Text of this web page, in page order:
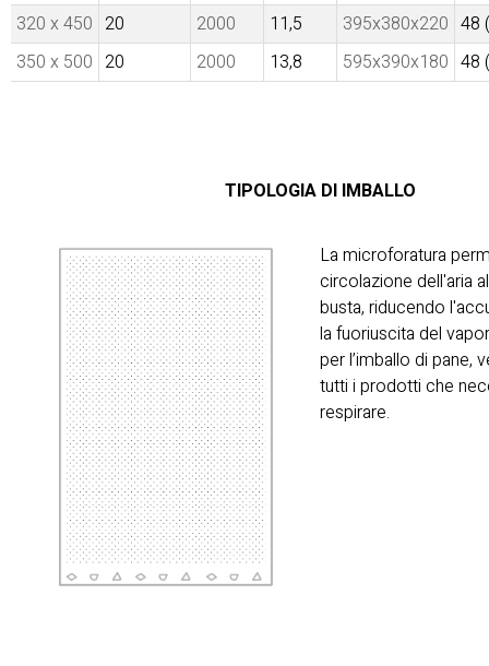
320 x 450 20 2000 11,5 395x380x220 48
350 x 500 20 2000 13,8 595x390x180 48
TIPOLOGIA DI IMBALLO
La microforatura
circolazione dell'aria
busta, riducendo
la fuoriuscita del
per l’imballo di pane,
tutti i prodotti che
respirare.